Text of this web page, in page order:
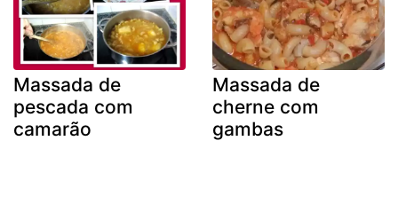
Massada de
pescada com
camarão
Massada de
cherne com
gambas